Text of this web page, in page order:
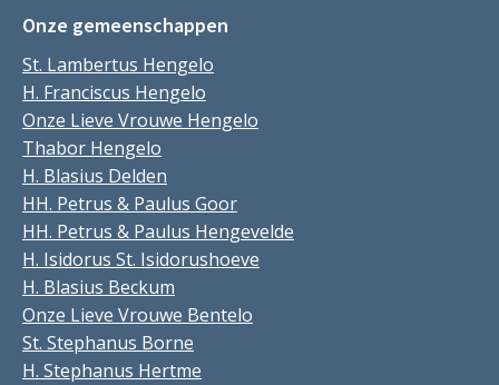
Onze gemeenschappen
St. Lambertus Hengelo
H. Franciscus Hengelo
Onze Lieve Vrouwe Hengelo
Thabor Hengelo
H. Blasius Delden
HH. Petrus & Paulus Goor
HH. Petrus & Paulus Hengevelde
H. Isidorus St. Isidorushoeve
H. Blasius Beckum
Onze Lieve Vrouwe Bentelo
St. Stephanus Borne
H. Stephanus Hertme